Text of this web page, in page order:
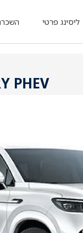
ליסינג פרטי
PHEV